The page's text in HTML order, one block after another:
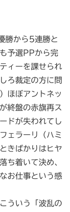
勝から5連勝と
予選PPから完
ィーを課せられ
ろ裁定の方に問
ほぼアントネッ
終盤の赤旗再ス
ドが失われてし
ェラーリ（ハミ
きばかりはヒヤ
ち着いて決め、
お仕事という感
ういう「波乱の